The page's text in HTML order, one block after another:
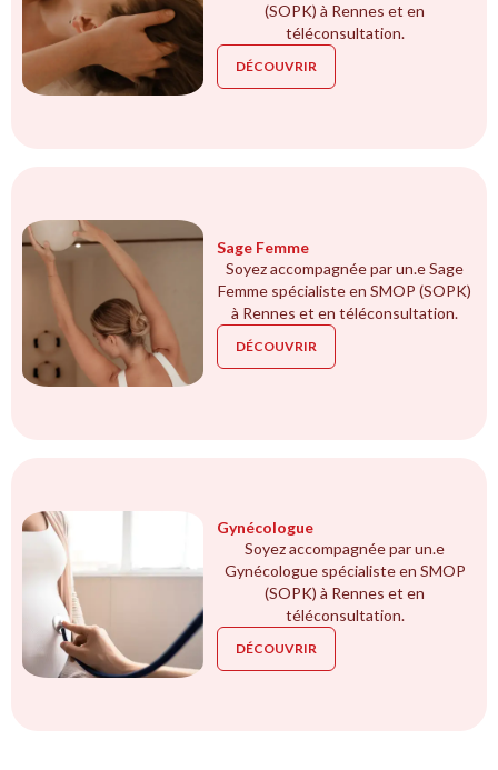
(SOPK) à Rennes et en
téléconsultation.
DÉCOUVRIR
Sage Femme
Soyez accompagnée par un.e Sage
Femme spécialiste en SMOP (SOPK)
à Rennes et en téléconsultation.
DÉCOUVRIR
Gynécologue
Soyez accompagnée par un.e
Gynécologue spécialiste en SMOP
(SOPK) à Rennes et en
téléconsultation.
DÉCOUVRIR